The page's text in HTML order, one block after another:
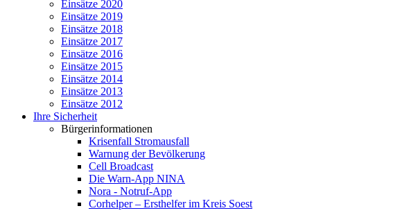
Einsätze 2020
Einsätze 2019
Einsätze 2018
Einsätze 2017
Einsätze 2016
Einsätze 2015
Einsätze 2014
Einsätze 2013
Einsätze 2012
Ihre Sicherheit
Bürgerinformationen
Krisenfall Stromausfall
Warnung der Bevölkerung
Cell Broadcast
Die Warn-App NINA
Nora - Notruf-App
Corhelper – Ersthelfer im Kreis Soest